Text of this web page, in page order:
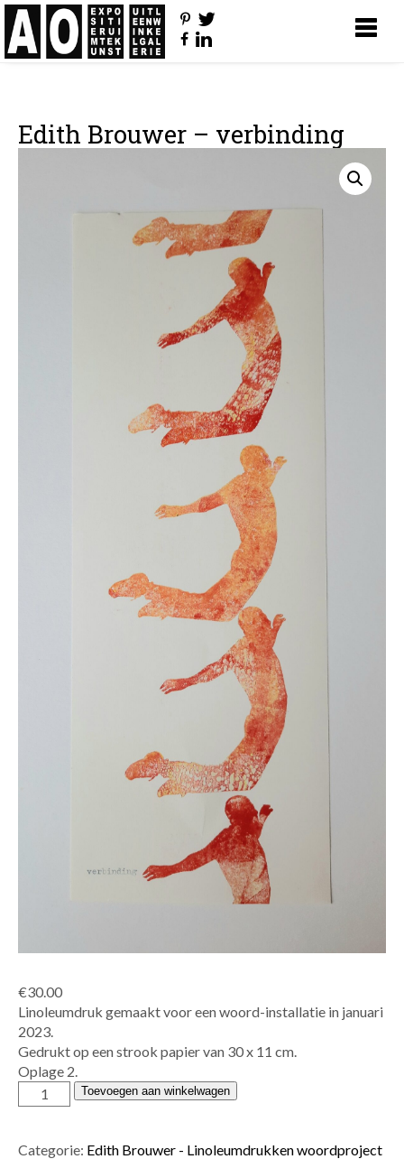
Edith Brouwer – verbinding
€30.00
Linoleumdruk gemaakt voor een woord-installatie in januari
2023.
Gedrukt op een strook papier van 30 x 11 cm.
Oplage 2.
Edith
Brouwer
verbinding
Toevoegen aan winkelwagen
Categorie: Edith Brouwer - Linoleumdrukken woordproject